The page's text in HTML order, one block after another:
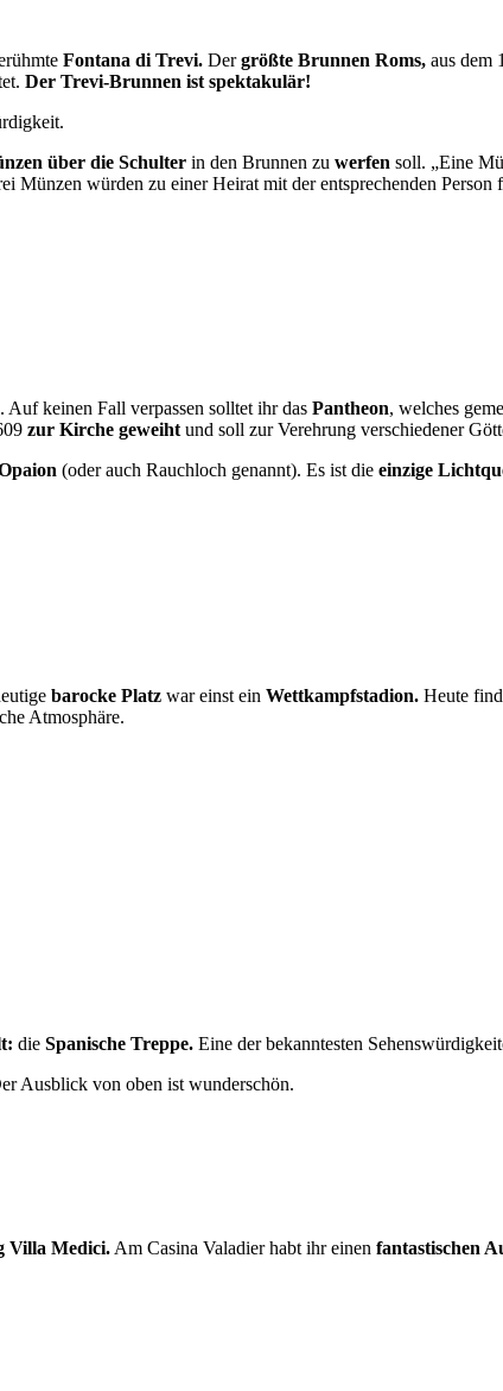
Fontana di Trevi. Dergrößte Brunnen Roms, aus dem
Der Trevi-Brunnen ist spektakulär!
über die Schulter in den Brunnen zu werfen soll. „Eine
Münzen würden zu einer Heirat mit der entsprechenden Person
keinen Fall verpassen solltet ihr das Pantheon, welches
zur Kirche geweiht und soll zur Verehrung verschiedener
(oder auch Rauchloch genannt). Es ist die einzige
barocke Platz war einst ein Wettkampfstadion. Heute
Atmosphäre.
die Spanische Treppe. Eine der bekanntesten
Ausblick von oben ist wunderschön.
Villa Medici. Am Casina Valadier habt ihr einen fantastischen